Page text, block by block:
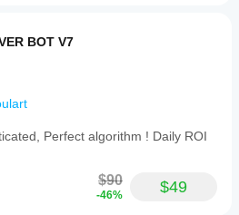
BOT V7
Perfect algorithm ! Daily ROI
$90
-46% $49